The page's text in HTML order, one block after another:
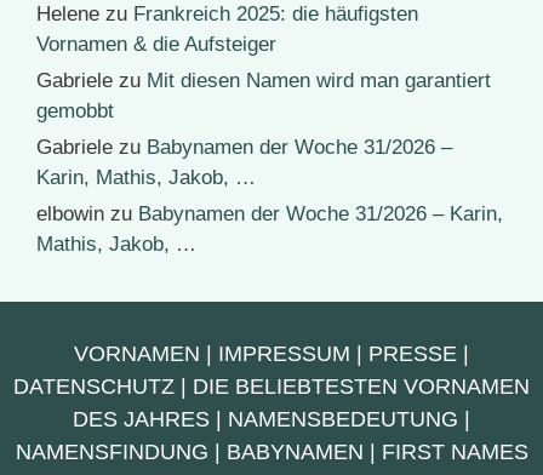
Helene zu Frankreich 2025: die häufigsten
Vornamen & die Aufsteiger
Gabriele zu Mit diesen Namen wird man garantiert
gemobbt
Gabriele zu Babynamen der Woche 31/2026 –
Karin, Mathis, Jakob, …
elbowin zu Babynamen der Woche 31/2026 – Karin,
Mathis, Jakob, …
VORNAMEN | IMPRESSUM | PRESSE |
DATENSCHUTZ | DIE BELIEBTESTEN VORNAMEN
DES JAHRES | NAMENSBEDEUTUNG |
NAMENSFINDUNG | BABYNAMEN | FIRST NAMES